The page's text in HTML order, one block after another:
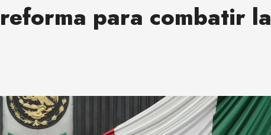
para combatir la